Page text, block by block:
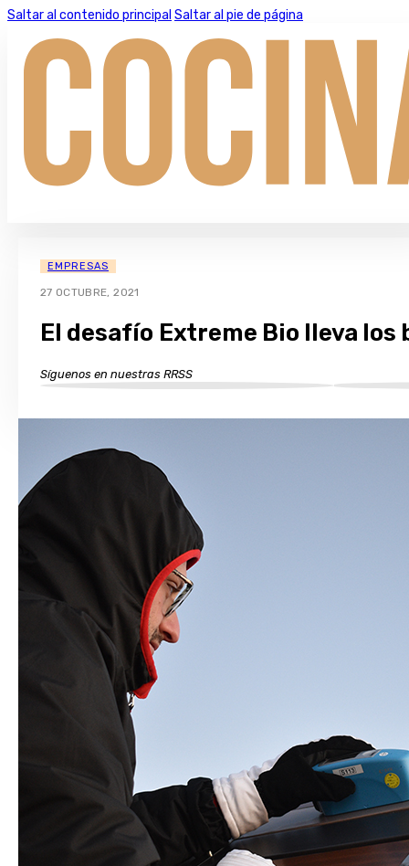
Saltar al contenido principal Saltar al pie de página
EMPRESAS
27 OCTUBRE, 2021
El desafío Extreme Bio lleva los
Síguenos en nuestras RRSS